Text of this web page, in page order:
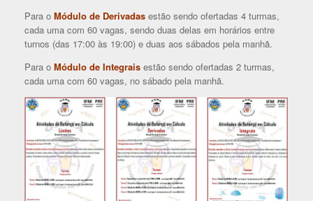
Para o Módulo de Derivadas estão sendo ofertadas 4 turmas,
cada uma com 60 vagas, sendo duas delas em horários entre
turnos (das 17:00 às 19:00) e duas aos sábados pela manhã.
Para o Módulo de Integrais estão sendo ofertadas 2 turmas,
cada uma com 60 vagas, no sábado pela manhã.